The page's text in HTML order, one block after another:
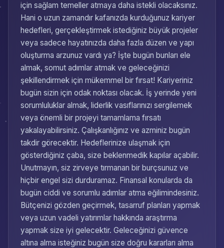
için sağlam temeller atmaya daha istekli olacaksınız.
Hani o uzun zamandır kafanızda kurduğunuz kariyer
hedefleri, gerçekleştirmek istediğiniz büyük projeler
veya sadece hayatınızda daha fazla düzen ve yapı
oluşturma arzunuz vardı ya? İşte bugün bunları ele
almak, somut adımlar atmak ve geleceğinizi
şekillendirmek için mükemmel bir fırsat! Kariyeriniz
bugün sizin için odak noktası olacak. İş yerinde yeni
sorumluluklar almak, liderlik vasıflarınızı sergilemek
veya önemli bir projeyi tamamlama fırsatı
yakalayabilirsiniz. Çalışkanlığınız ve azminiz bugün
takdir görecektir. Hedeflerinize ulaşmak için
gösterdiğiniz çaba, size beklenmedik kapılar açabilir.
Unutmayın, siz zirveye tırmanan bir burçsunuz ve
hiçbir engel sizi durduramaz. Finansal konularda da
bugün ciddi ve sorumlu adımlar atma eğilimindesiniz.
Bütçenizi gözden geçirmek, tasarruf planları yapmak
veya uzun vadeli yatırımlar hakkında araştırma
yapmak size iyi gelecektir. Geleceğinizi güvence
altına alma isteğiniz bugün size doğru kararları alma